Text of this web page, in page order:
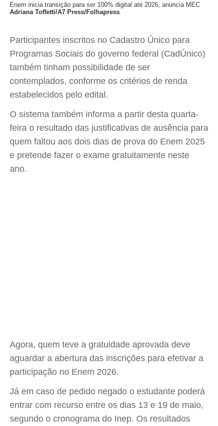
Enem inicia transição para ser 100% digital até 2026, anuncia MEC
Adriana Toffetti/A7 Press/Folhapress
Participantes inscritos no Cadastro Único para
Programas Sociais do governo federal (CadÚnico)
também tinham possibilidade de ser
contemplados, conforme os critérios de renda
estabelecidos pelo edital.
O sistema também informa a partir desta quarta-
feira o resultado das justificativas de ausência para
quem faltou aos dois dias de prova do Enem 2025
e pretende fazer o exame gratuitamente neste
ano.
Agora, quem teve a gratuidade aprovada deve
aguardar a abertura das inscrições para efetivar a
participação no Enem 2026.
Já em caso de pedido negado o estudante poderá
entrar com recurso entre os dias 13 e 19 de maio,
segundo o cronograma do Inep. Os resultados